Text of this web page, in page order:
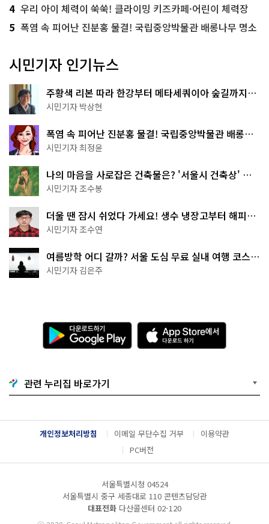
4 우리 아이 체력이 쑥쑥! 클라이밍 키즈카페·어린이 체력장
5 폭염 속 피어난 진분홍 물결! 국립중앙박물관 배롱나무 명소
시민기자 인기뉴스
주황색 리본 따라 한강부터 메타세쿼이아 숲길까지…
서울둘레길 15코스
시민기자 박상현
폭염 속 피어난 진분홍 물결! 국립중앙박물관 배롱나
무 명소
시민기자 최정윤
나의 마음을 사로잡은 건축물은? '서울시 건축상' 수
상작 공개!
시민기자 조수봉
더울 땐 잠시 쉬었다 가세요! 생수 냉장고부터 해피소
·무더위쉼터까지
시민기자 조수연
여름방학 어디 갈까? 서울 도심 무료 실내 여행 코스
추천
시민기자 김은주
다
운
로
기
G
o
g
l
e
l
A
p
p
e
서
다
운
드
관련 누리집 바로가기
개인정보처리방침 이메일 무단수집 거부
이용약관
PC버전
서울특별시청 04524
서울특별시 중구 세종대로 110 콘텐츠담당관
대표전화 다산콜센터 02-120